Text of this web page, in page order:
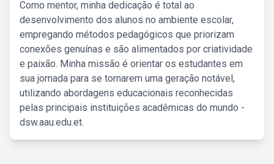
Como mentor, minha dedicação é total ao
desenvolvimento dos alunos no ambiente escolar,
empregando métodos pedagógicos que priorizam
conexões genuínas e são alimentados por criatividade
e paixão. Minha missão é orientar os estudantes em
sua jornada para se tornarem uma geração notável,
utilizando abordagens educacionais reconhecidas
pelas principais instituições acadêmicas do mundo -
dsw.aau.edu.et.